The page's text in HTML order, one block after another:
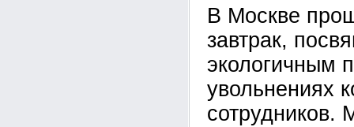
В Москве
завтрак,
экологичным
увольнениях
сотрудников.